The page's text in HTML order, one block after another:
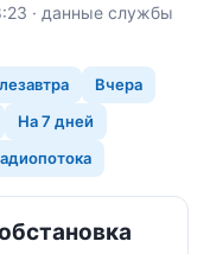
· данные службы
Вчера
На 7 дней